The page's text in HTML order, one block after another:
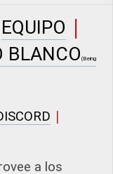
EQUIPO |
BLANCO (Being
|
a los